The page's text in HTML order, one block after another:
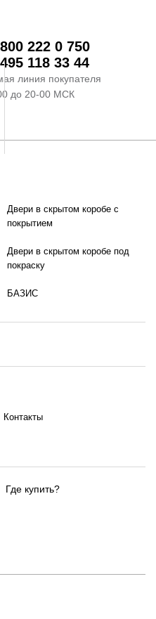
222 0 750
118 33 44
линия покупателя
до 20-00 МСК
Двери в скрытом коробе с
покрытием
Двери в скрытом коробе под
покраску
БАЗИС
Контакты
Где купить?